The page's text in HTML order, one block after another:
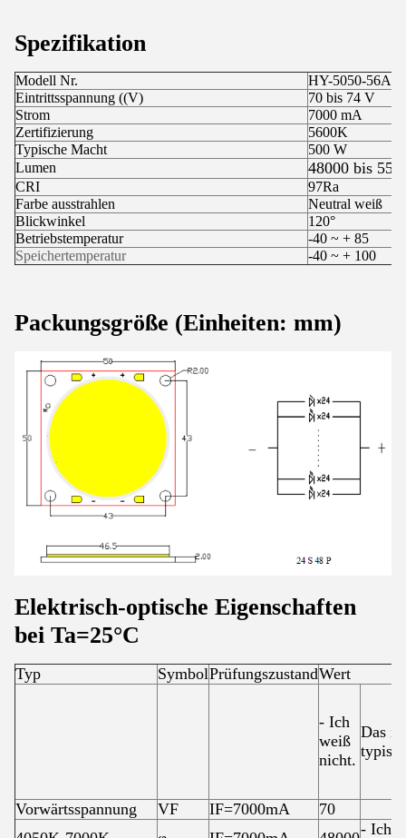
Spezifikation
Modell Nr.
HY-5050-
Eintrittsspannung ((V)
70 bis 74 V
Strom
7000 mA
Zertifizierung
5600K
Typische Macht
500 W
Lumen
48000 bis
CRI
97Ra
Farbe ausstrahlen
Neutral weiß
Blickwinkel
120°
Betriebstemperatur
-40 ~ + 85
Speichertemperatur
-40 ~ + 100
Packungsgröße (Einheiten: mm)
Elektrisch-optische Eigenschaften
bei Ta=25°C
Typ SymbolPrüfungszustandWert
- Ich
weiß
nicht.
Das ist
Vorwärtsspannung VF IF=7000mA
70
- Ich